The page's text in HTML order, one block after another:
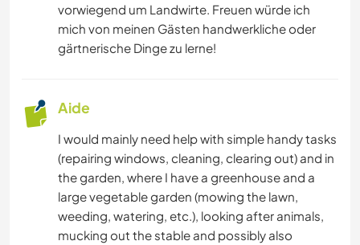
MENUISERIE
ANIMAUX
RANDONNÉE
MONTAGNE
YOGA / BIEN-ÊTRE
vorwiegend um Landwirte. Freuen würde ich
mich von meinen Gästen handwerkliche oder
gärtnerische Dinge zu lerne!
Aide
I would mainly need help with simple handy tasks
(repairing windows, cleaning, clearing out) and in
the garden, where I have a greenhouse and a
large vegetable garden (mowing the lawn,
weeding, watering, etc.), looking after animals,
mucking out the stable and possibly also